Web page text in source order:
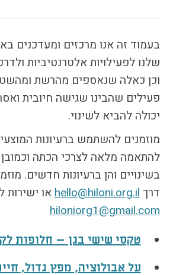
חזון החינוך החילוני
הצוות
כתבו לנו
הקו החם
הצטרפות והתנדבות
הרשמה לעדכונים
הפורום החילוני
בפייסבוק
בעמוד זה אנו מרכזים ומעדכנים
שלנו לפעילויות אלטרנטיביות
וכן כאלה שנאספים מהרשת
פעילים שהבינו שגישה חיובית
יכולה להביא לשינוי.
מוזמנים להשתמש ברעיונות
להתאמה מלאה לצרכי הכתה
בשינויים והן ברעיונות חדשים.
דרךhello@hiloni.org.ilאו ישירות
hiloniorg1@gmail.com
טקסי שישי בגן – חלופות
על אבולוציה, מפץ גדול,